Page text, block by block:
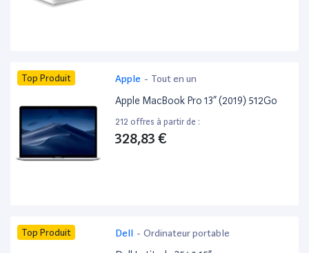
Top Produit Apple - Tout en un
Apple MacBook Pro 13” (2019) 512Go
212 offres à partir de :
328,83 €
Top Produit Dell - Ordinateur portable